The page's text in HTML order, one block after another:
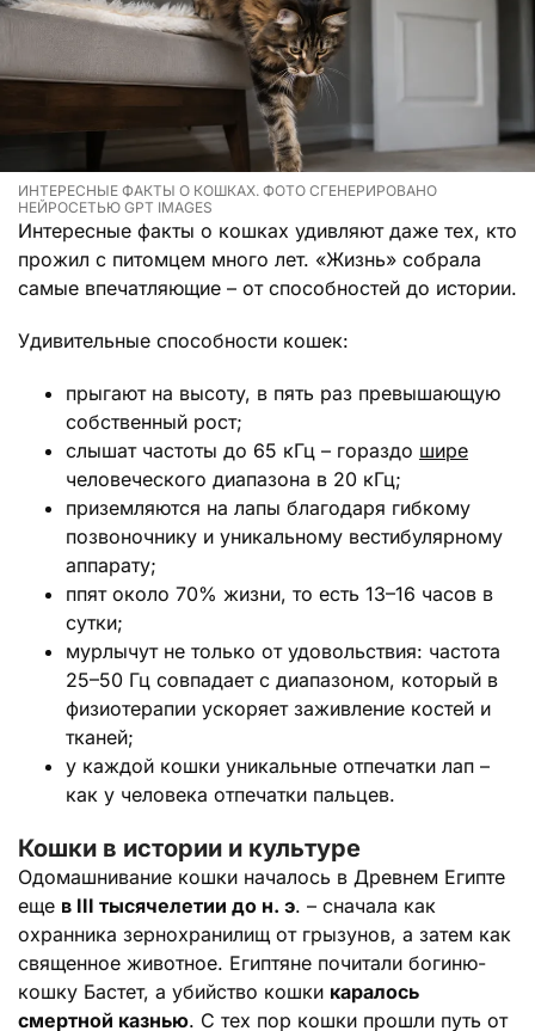
ИНТЕРЕСНЫЕ ФАКТЫ О КОШКАХ. ФОТО СГЕНЕРИРОВАНО
НЕЙРОСЕТЬЮ GPT IMAGES
Интересные факты о кошках удивляют даже тех, кто
прожил с питомцем много лет. «Жизнь» собрала
самые впечатляющие – от способностей до истории.
Удивительные способности кошек:
прыгают на высоту, в пять раз превышающую
собственный рост;
слышат частоты до 65 кГц – гораздо шире
человеческого диапазона в 20 кГц;
приземляются на лапы благодаря гибкому
позвоночнику и уникальному вестибулярному
аппарату;
ппят около 70% жизни, то есть 13–16 часов в
сутки;
мурлычут не только от удовольствия: частота
25–50 Гц совпадает с диапазоном, который в
физиотерапии ускоряет заживление костей и
тканей;
у каждой кошки уникальные отпечатки лап –
как у человека отпечатки пальцев.
Кошки в истории и культуре
Одомашнивание кошки началось в Древнем Египте
еще в III тысячелетии до н. э. – сначала как
охранника зернохранилищ от грызунов, а затем как
священное животное. Египтяне почитали богиню-
кошку Бастет, а убийство кошки каралось
смертной казнью. С тех пор кошки прошли путь от